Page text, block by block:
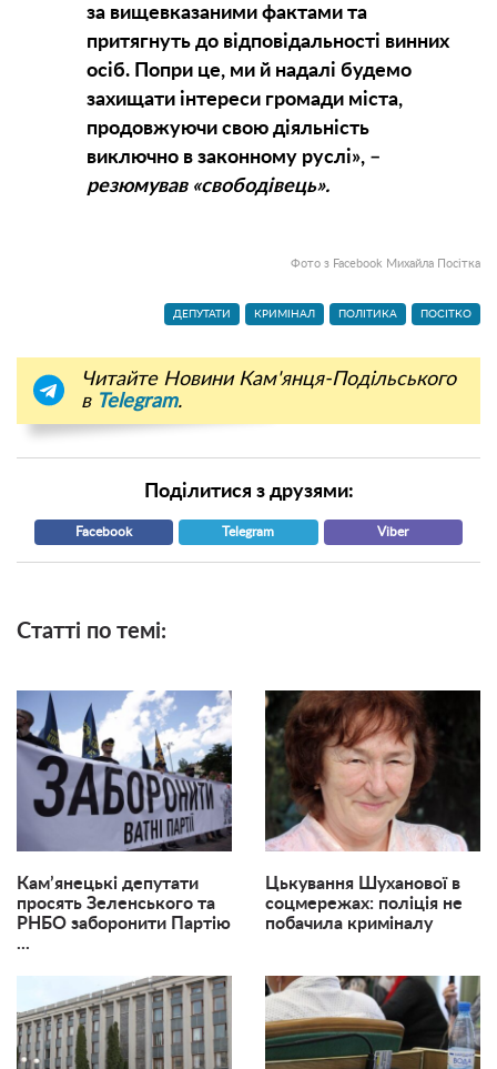
за вищевказаними фактами та
притягнуть до відповідальності винних
осіб. Попри це, ми й надалі будемо
захищати інтереси громади міста,
продовжуючи свою діяльність
виключно в законному руслі», –
резюмував «свободівець».
Фото з Facebook Михайла Посітка
ДЕПУТАТИ КРИМІНАЛ ПОЛІТИКА ПОСІТКО
Читайте Новини Кам'янця-Подільського
в Telegram.
Поділитися з друзями:
Facebook Telegram Viber
Статті по темі:
Кам’янецькі депутати
просять Зеленського та
РНБО заборонити Партію
...
Цькування Шуханової в
соцмережах: поліція не
побачила криміналу